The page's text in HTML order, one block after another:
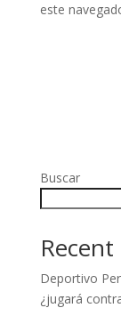
este
Buscar
Deportivo
¿jugará